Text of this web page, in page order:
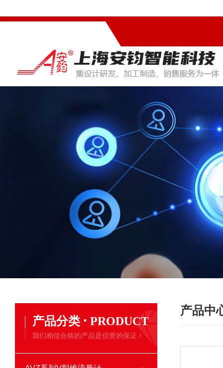
产品分类 · PRODUCT
我们相信合格的产品是信誉的保证！
产品中